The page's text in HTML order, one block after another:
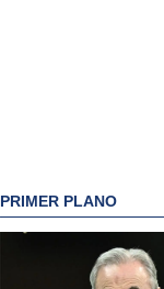
PRIMER PLANO